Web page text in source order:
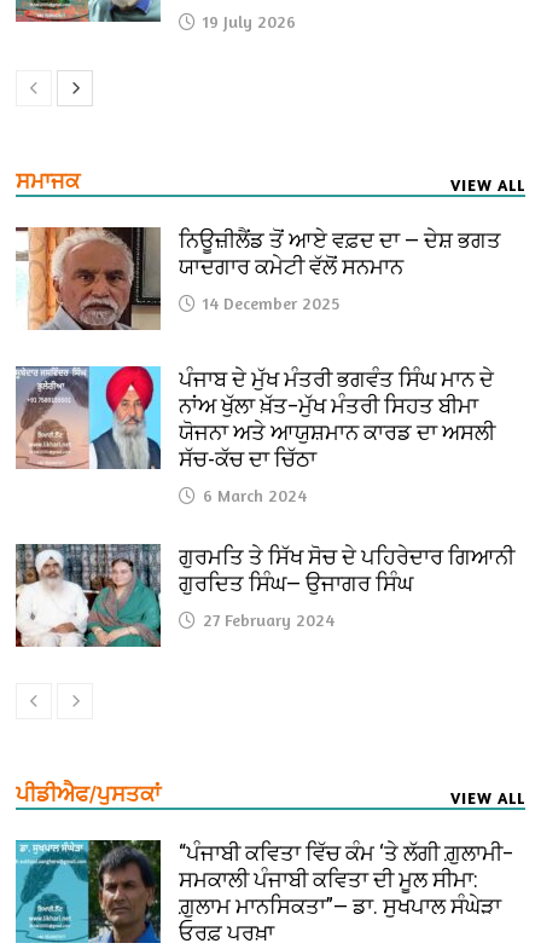
19 July 2026
ਸਮਾਜਕ VIEW ALL
ਨਿਊਜ਼ੀਲੈਂਡ ਤੋਂ ਆਏ ਵਫ਼ਦ ਦਾ — ਦੇਸ਼ ਭਗਤ
ਯਾਦਗਾਰ ਕਮੇਟੀ ਵੱਲੋਂ ਸਨਮਾਨ
14 December 2025
ਪੰਜਾਬ ਦੇ ਮੁੱਖ ਮੰਤਰੀ ਭਗਵੰਤ ਸਿੰਘ ਮਾਨ ਦੇ
ਨਾਂਅ ਖੁੱਲਾ ਖ਼ੱਤ–ਮੁੱਖ ਮੰਤਰੀ ਸਿਹਤ ਬੀਮਾ
ਯੋਜਨਾ ਅਤੇ ਆਯੁਸ਼ਮਾਨ ਕਾਰਡ ਦਾ ਅਸਲੀ
ਸੱਚ-ਕੱਚ ਦਾ ਚਿੱਠਾ
6 March 2024
ਗੁਰਮਤਿ ਤੇ ਸਿੱਖ ਸੋਚ ਦੇ ਪਹਿਰੇਦਾਰ ਗਿਆਨੀ
ਗੁਰਦਿਤ ਸਿੰਘ— ਉਜਾਗਰ ਸਿੰਘ
27 February 2024
ਪੀਡੀਐਫ/ਪੁਸਤਕਾਂ VIEW ALL
“ਪੰਜਾਬੀ ਕਵਿਤਾ ਵਿੱਚ ਕੰਮ ‘ਤੇ ਲੱਗੀ ਗ਼ੁਲਾਮੀ–
ਸਮਕਾਲੀ ਪੰਜਾਬੀ ਕਵਿਤਾ ਦੀ ਮੂਲ ਸੀਮਾ:
ਗ਼ੁਲਾਮ ਮਾਨਸਿਕਤਾ”— ਡਾ. ਸੁਖਪਾਲ ਸੰਘੇੜਾ
ਓਰਫ਼ ਪਰਖ਼ਾ